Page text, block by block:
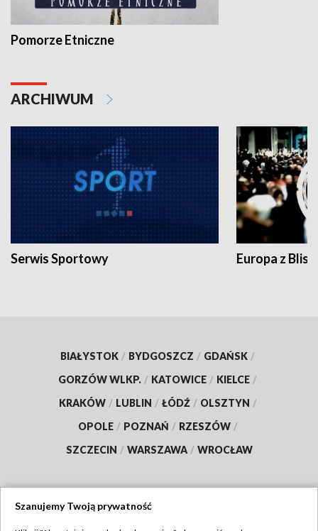
Pomorze Etniczne
ARCHIWUM
Serwis Sportowy Europa z
BIAŁYSTOK / BYDGOSZCZ / GDAŃSK /
GORZÓW WLKP. / KATOWICE / KIELCE /
KRAKÓW / LUBLIN / ŁÓDŹ / OLSZTYN /
OPOLE / POZNAŃ / RZESZÓW /
SZCZECIN / WARSZAWA / WROCŁAW
Szanujemy Twoją prywatność